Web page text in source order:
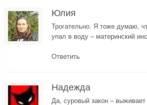
Юлия
Трогательно. Я тоже думаю,
упал в воду – материнский
Ответить
Надежда
Да, суровый закон –